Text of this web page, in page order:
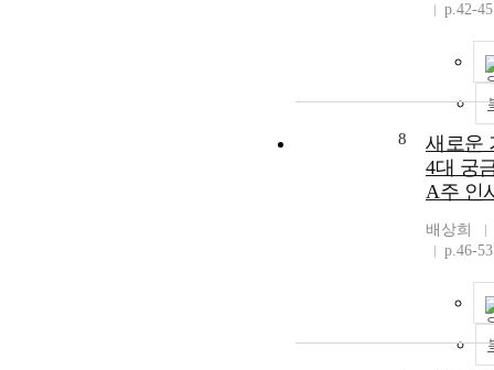
p.42-45
8
새로운
4대 궁
A주 인
배상희
p.46-53